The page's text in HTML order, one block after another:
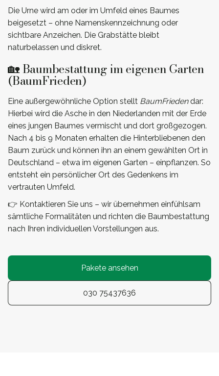
Die Urne wird am oder im Umfeld eines Baumes
beigesetzt – ohne Namenskennzeichnung oder
sichtbare Anzeichen. Die Grabstätte bleibt
naturbelassen und diskret.
🏡 Baumbestattung im eigenen Garten
(BaumFrieden)
Eine außergewöhnliche Option stellt BaumFriedendar:
Hierbei wird die Asche in den Niederlanden mit der Erde
eines jungen Baumes vermischt und dort großgezogen.
Nach 4 bis 9 Monaten erhalten die Hinterbliebenen den
Baum zurück und können ihn an einem gewählten Ort in
Deutschland – etwa im eigenen Garten – einpflanzen. So
entsteht ein persönlicher Ort des Gedenkens im
vertrauten Umfeld.
👉 Kontaktieren Sie uns – wir übernehmen einfühlsam
sämtliche Formalitäten und richten die Baumbestattung
nach Ihren individuellen Vorstellungen aus.
Pakete ansehen
030 75437636